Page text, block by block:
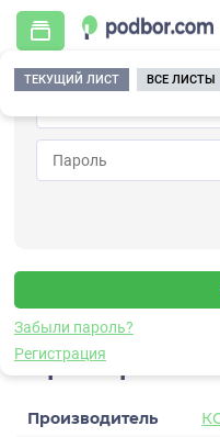
Забыли пароль?
Регистрация
ТЕКУЩИЙ ЛИСТ ВСЕ ЛИСТЫ
Главная /
AC-
опт)
Видеокамера IP
Характеристики
Производитель